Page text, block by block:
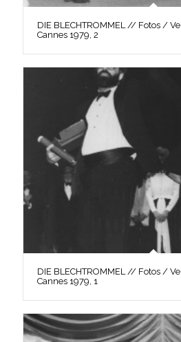
DIE BLECHTROMMEL // Fotos /
Cannes 1979, 2
DIE BLECHTROMMEL // Fotos /
Cannes 1979, 1